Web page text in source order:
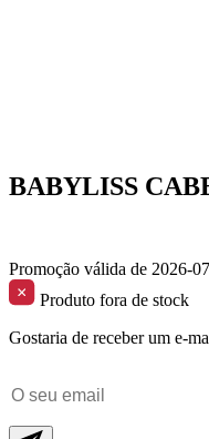
BABYLISS
Promoção válida de 2026-
Produto fora de stock
Gostaria de receber um e-